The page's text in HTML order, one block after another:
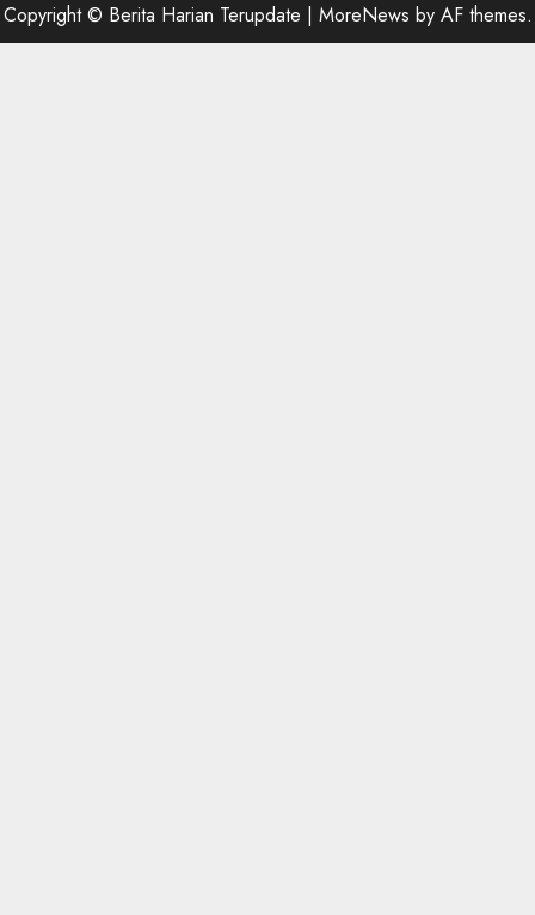
Copyright © Berita Harian Terupdate | MoreNews by AF themes.